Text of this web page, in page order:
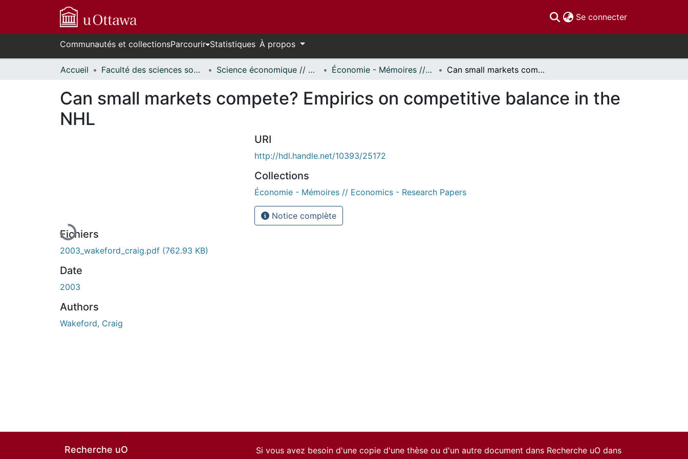
Se connecter(current)
Communautés et collectionsParcourir Statistiques À propos
Accueil Faculté des sciences sociales // Faculty of Social Sciences Science économique // Economics Économie - Mémoires // Economics - Research Papers Can small markets compete? Empirics on competitive balance in the NHL
Can small markets compete? Empirics on competitive balance in the
NHL
Fichiers
2003_wakeford_craig.pdf (762.93 KB)
Date
2003
Authors
Wakeford, Craig
URI
http://hdl.handle.net/10393/25172
Collections
Économie - Mémoires // Economics - Research Papers
Notice complète
Recherche uO
Si vous avez besoin d'une copie d'une thèse ou d'un autre document dans Recherche uO dans